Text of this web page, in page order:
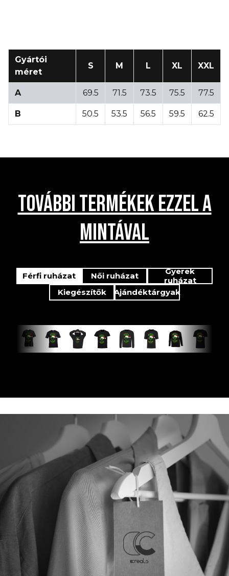
Gyártói
méret
S M L XL XXL
A 69.5 71.5 73.5 75.5 77.5
B 50.5 53.5 56.5 59.5 62.5
TOVÁBBI TERMÉKEK EZZEL A
MINTÁVAL
Férfi ruházat Női ruházat
Gyerek
ruházat
Kiegészítők
Ajándéktárgyak